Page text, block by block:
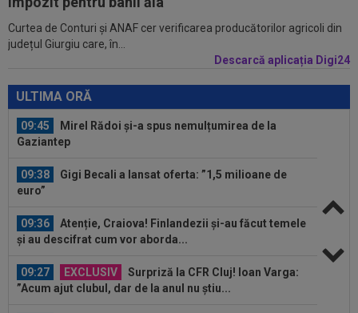
Curtea de Conturi și ANAF cer verificarea producătorilor agricoli din
județul Giurgiu care, în...
Descarcă aplicația Digi24
ULTIMA ORĂ
10:08
Suma uriașă care i se reține lui Cornel Dinu din
pensie, după ce a pierdut...
"DA" și semnează!
09:45
Mirel Rădoi și-a spus nemulțumirea de la
Gaziantep
09:38
Gigi Becali a lansat oferta: ”1,5 milioane de
euro”
09:36
Atenție, Craiova! Finlandezii și-au făcut temele
și au descifrat cum vor aborda...
09:27 EXCLUSIV
Surpriză la CFR Cluj! Ioan Varga:
”Acum ajut clubul, dar de la anul nu știu...